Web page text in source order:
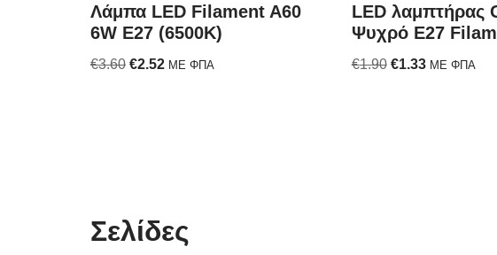
Λάμπα LED Filament A60
6W E27 (6500K)
€3.60 €2.52 ΜΕ ΦΠΑ
LED λαμπτήρας
Ψυχρό E27
€1.90 €1.33 ΜΕ ΦΠΑ
Σελίδες